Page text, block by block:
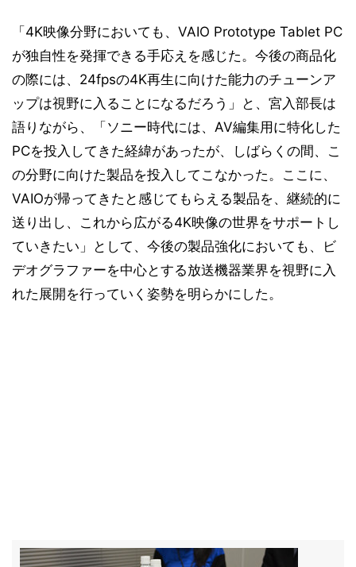
「4K映像分野においても、VAIO Prototype Tablet PC
が独自性を発揮できる手応えを感じた。今後の商品化
の際には、24fpsの4K再生に向けた能力のチューンア
ップは視野に入ることになるだろう」と、宮入部長は
語りながら、「ソニー時代には、AV編集用に特化した
PCを投入してきた経緯があったが、しばらくの間、こ
の分野に向けた製品を投入してこなかった。ここに、
VAIOが帰ってきたと感じてもらえる製品を、継続的に
送り出し、これから広がる4K映像の世界をサポートし
ていきたい」として、今後の製品強化においても、ビ
デオグラファーを中心とする放送機器業界を視野に入
れた展開を行っていく姿勢を明らかにした。